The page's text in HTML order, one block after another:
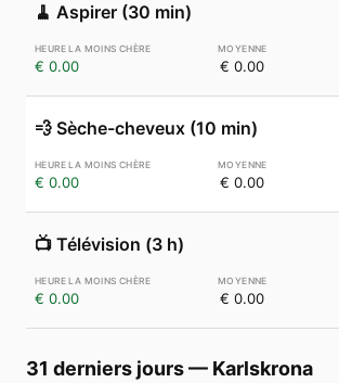
🧹 Aspirer (30 min)
€ 0.00 € 0.00
💨 Sèche-cheveux (10 min)
€ 0.00 € 0.00
📺 Télévision (3 h)
€ 0.00 € 0.00
31 derniers jours— Karlskrona